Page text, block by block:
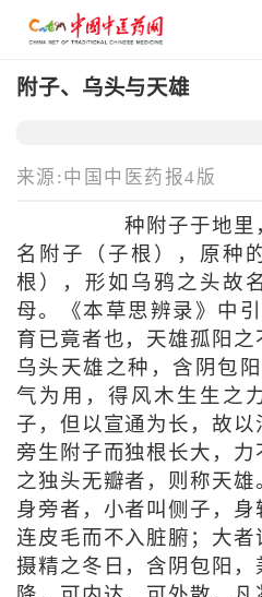
附子、乌头与天雄
来源:中国中医药报4版
种附子于地里
名附子（子根），原种
根），形如乌鸦之头故
母。《本草思辨录》中
育已竟者也，天雄孤阳
乌头天雄之种，含阴包
气为用，得风木生生之
子，但以宣通为长，故
旁生附子而独根长大，
之独头无瓣者，则称天雄
身旁者，小者叫侧子，
连皮毛而不入脏腑；大者
摄精之冬日，含阴包阳